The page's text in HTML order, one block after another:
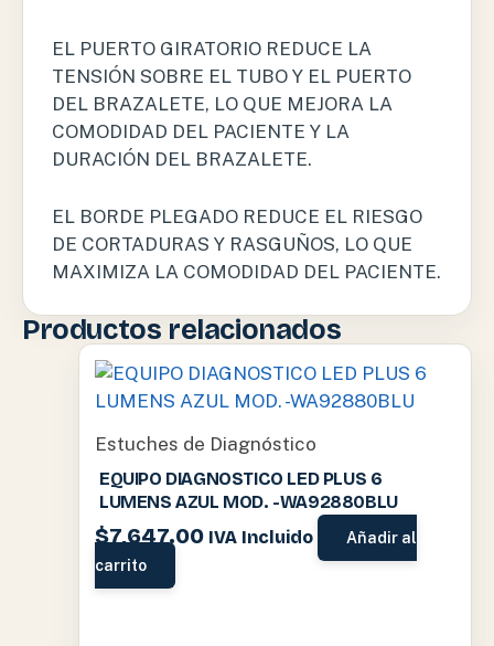
EL PUERTO GIRATORIO REDUCE LA
TENSIÓN SOBRE EL TUBO Y EL PUERTO
DEL BRAZALETE, LO QUE MEJORA LA
COMODIDAD DEL PACIENTE Y LA
DURACIÓN DEL BRAZALETE.
EL BORDE PLEGADO REDUCE EL RIESGO
DE CORTADURAS Y RASGUÑOS, LO QUE
MAXIMIZA LA COMODIDAD DEL PACIENTE.
Productos relacionados
Estuches de Diagnóstico
EQUIPO DIAGNOSTICO LED PLUS 6
LUMENS AZUL MOD. -WA92880BLU
$7,647.00 IVA Incluido
Añadir al
carrito